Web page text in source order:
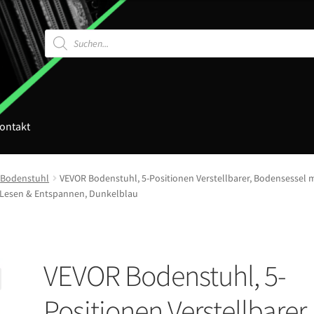
Products
search
Bodenstuhl
VEVOR Bodenstuhl, 5-Positionen Verstellbarer, Bodensessel
& Entspannen, Dunkelblau
VEVOR Bodenstuhl, 5-